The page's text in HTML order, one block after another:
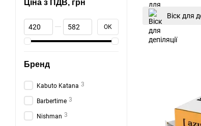
Віск для
Ціна з ПДВ, грн
Від Ціна з ПДВ, грн
До Ціна з ПДВ, грн ОК
Бренд
Kabuto Katana 3
Barbertime 3
Nishman 3